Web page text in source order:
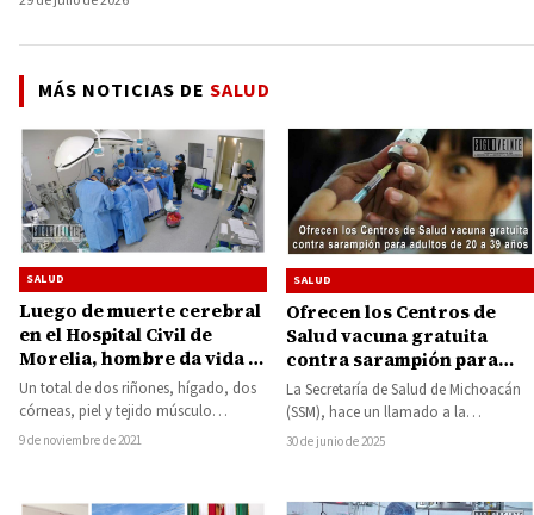
MÁS NOTICIAS DE SALUD
SALUD
Luego de muerte cerebral
en el Hospital Civil de
Morelia, hombre da vida a
varias personas al donar
hígado, riñones, córneas,
piel y tejido músculo
esquelético
Un total de dos riñones, hígado, dos
córneas, piel y tejido músculo
esquelético fue el resultado de la…
9 de noviembre de 2021
SALUD
Ofrecen los Centros de
Salud vacuna gratuita
contra sarampión para
adultos de 20 a 39 años
La Secretaría de Salud de Michoacán
(SSM), hace un llamado a la
población entre 20 y 39 años…
30 de junio de 2025